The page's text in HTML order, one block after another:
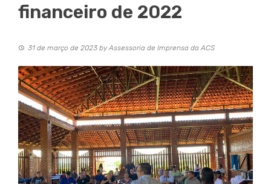
financeiro de 2022
31 de março de 2023 byAssessoria de Imprensa da ACS